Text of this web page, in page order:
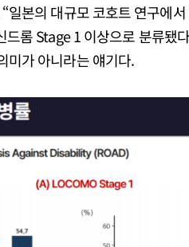
일본의 대규모 코호트 연구에
롬 Stage 1 이상으로 분류됐
미가 아니라는 얘기다.